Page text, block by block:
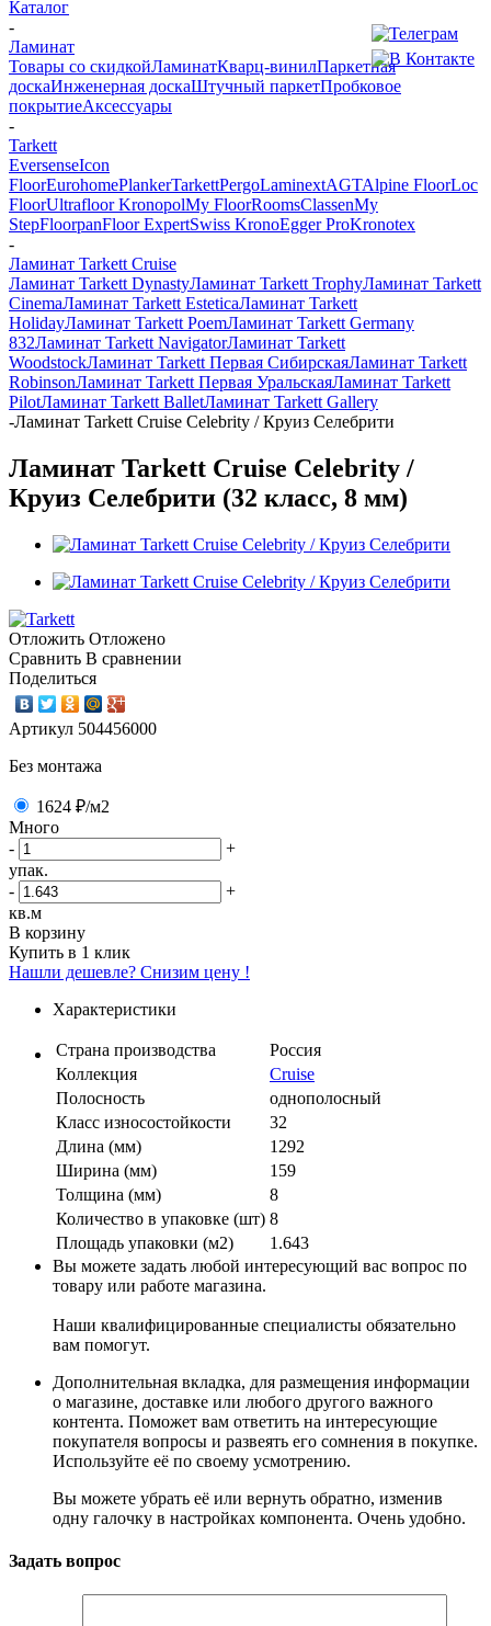
Каталог
-
Ламинат
Товары со скидкойЛаминатКварц-винилПаркетная
доскаИнженерная доскаШтучный паркетПробковое
покрытиеАксессуары
-
Tarkett
EversenseIcon
FloorEurohomePlankerTarkettPergoLaminextAGTAlpine FloorLoc
FloorUltrafloorKronopolMy FloorRoomsClassenMy
StepFloorpanFloor ExpertSwiss KronoEgger ProKronotex
-
Ламинат Tarkett Cruise
Ламинат Tarkett DynastyЛаминат Tarkett TrophyЛаминат Tarkett
CinemaЛаминат Tarkett EsteticaЛаминат Tarkett
HolidayЛаминат Tarkett PoemЛаминат Tarkett Germany
832Ламинат Tarkett NavigatorЛаминат Tarkett
WoodstockЛаминат Tarkett Первая СибирскаяЛаминат Tarkett
RobinsonЛаминат Tarkett Первая УральскаяЛаминат Tarkett
PilotЛаминат Tarkett BalletЛаминат Tarkett Gallery
-Ламинат Tarkett Cruise Celebrity / Круиз Селебрити
Ламинат Tarkett Cruise Celebrity /
Круиз Селебрити (32 класс, 8 мм)
Отложить Отложено
Сравнить В сравнении
Поделиться
Артикул 504456000
Без монтажа
1624 ₽/м2
Много
-
+
упак.
-
+
кв.м
В корзину
Купить в 1 клик
Нашли дешевле? Снизим цену !
Характеристики
Страна производства
Россия
Коллекция
Cruise
Полосность
однополосный
Класс износостойкости
32
Длина (мм)
1292
Ширина (мм)
159
Толщина (мм)
8
Количество в упаковке (шт) 8
Площадь упаковки (м2)
1.643
Вы можете задать любой интересующий вас вопрос по
товару или работе магазина.
Наши квалифицированные специалисты обязательно
вам помогут.
Дополнительная вкладка, для размещения информации
о магазине, доставке или любого другого важного
контента. Поможет вам ответить на интересующие
покупателя вопросы и развеять его сомнения в покупке.
Используйте её по своему усмотрению.
Вы можете убрать её или вернуть обратно, изменив
одну галочку в настройках компонента. Очень удобно.
Задать вопрос